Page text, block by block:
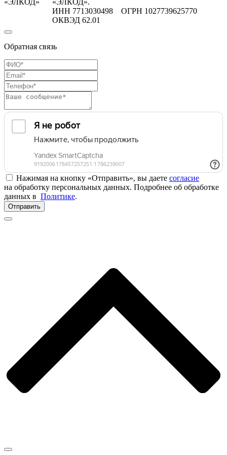
ИНН 7713030498 ОГРН 1027739625770
ОКВЭД 62.01
Обратная связь
Нажимая на кнопку «Отправить», вы даете согласие
на обработку персональных данных. Подробнее об обработке
данных в Политике.
Отправить